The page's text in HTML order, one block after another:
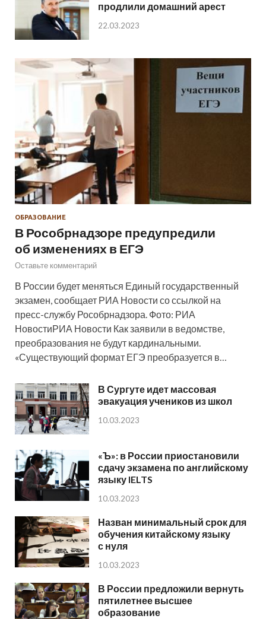
продлили домашний арест
22.03.2023
ОБРАЗОВАНИЕ
В Рособрнадзоре предупредили
об изменениях в ЕГЭ
Оставьте комментарий
В России будет меняться Единый государственный
экзамен, сообщает РИА Новости со ссылкой на
пресс-службу Рособрнадзора. Фото: РИА
НовостиРИА Новости Как заявили в ведомстве,
преобразования не будут кардинальными.
«Существующий формат ЕГЭ преобразуется в…
В Сургуте идет массовая
эвакуация учеников из школ
10.03.2023
«Ъ»: в России приостановили
сдачу экзамена по английскому
языку IELTS
10.03.2023
Назван минимальный срок для
обучения китайскому языку
с нуля
10.03.2023
В России предложили вернуть
пятилетнее высшее
образование